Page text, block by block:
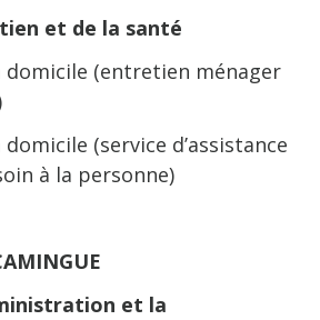
et de la santé
domicile (entretien ménager
domicile (service d’assistance
à la personne)
et la